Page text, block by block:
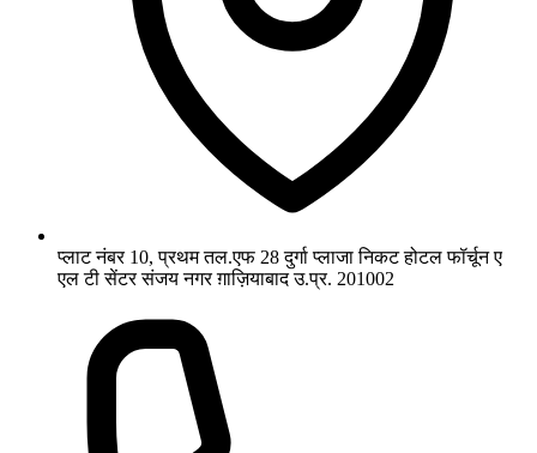
प्लाट नंबर 10, प्रथम तल.एफ 28 दुर्गा प्लाजा निकट होटल फॉर्चून ए
एल टी सेंटर संजय नगर ग़ाज़ियाबाद उ.प्र. 201002